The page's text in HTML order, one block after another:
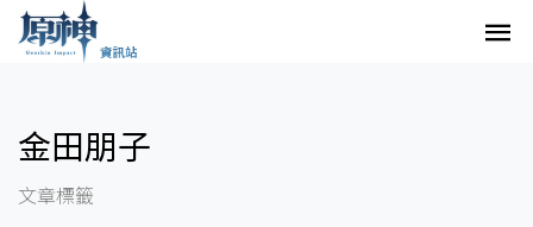
金田朋子
文章標籤